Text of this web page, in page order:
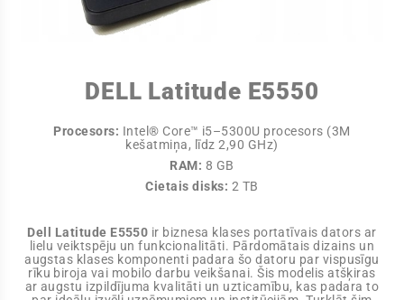
DELL Latitude E5550
Procesors: Intel® Core™ i5–5300U procesors (3M
kešatmiņa, līdz 2,90 GHz)
RAM: 8 GB
Cietais disks: 2 TB
Dell Latitude E5550 ir biznesa klases portatīvais dators ar
lielu veiktspēju un funkcionalitāti. Pārdomātais dizains un
augstas klases komponenti padara šo datoru par vispusīgu
rīku biroja vai mobilo darbu veikšanai. Šis modelis atšķiras
ar augstu izpildījuma kvalitāti un uzticamību, kas padara to